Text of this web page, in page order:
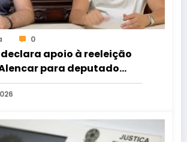
0
declara apoio à reeleição
para deputado